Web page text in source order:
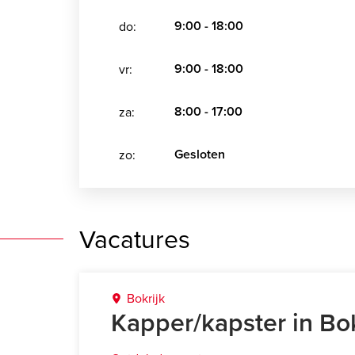
do: 9:00 - 18:00
vr: 9:00 - 18:00
za: 8:00 - 17:00
zo: Gesloten
Vacatures
Bokrijk
Kapper/kapster in